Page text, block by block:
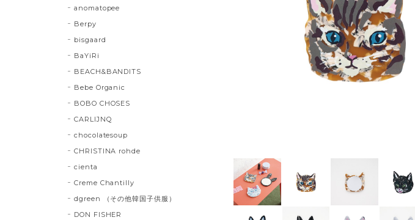
anomatopee
Berpy
bisgaard
BaYiRi
BEACH&BANDITS
Bebe Organic
BOBO CHOSES
CARLIJNQ
chocolatesoup
CHRISTINA rohde
cienta
Creme Chantilly
dgreen （その他韓国子供服）
DON FISHER